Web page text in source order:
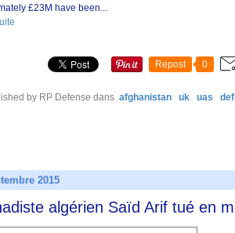
£23M have been...
Repost 0
by RP Defense dans afghanistan uk uas
2015
algérien Saïd Arif tué en